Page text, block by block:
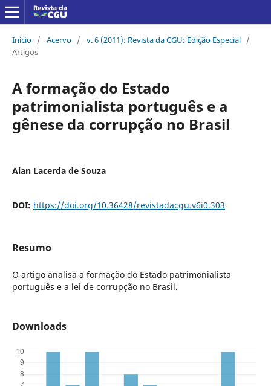
Início / Acervo / v. 6 (2011): Revista da CGU: Edição Especial /
Artigos
A formação do Estado
patrimonialista português e a
gênese da corrupção no Brasil
Alan Lacerda de Souza
DOI: https://doi.org/10.36428/revistadacgu.v6i0.303
Resumo
O artigo analisa a formação do Estado patrimonialista
português e a lei de corrupção no Brasil.
Downloads